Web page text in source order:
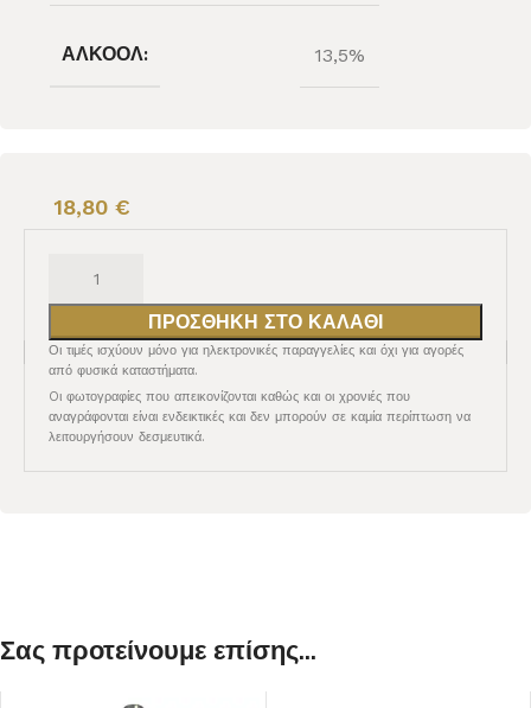
ΑΛΚΟΌΛ: 13,5%
18,80 €
ΠΡΟΣΘΉΚΗ ΣΤΟ ΚΑΛΆΘΙ
Οι τιμές ισχύουν μόνο για ηλεκτρονικές παραγγελίες και όχι για αγορές
από φυσικά καταστήματα.
Oι φωτογραφίες που απεικονίζονται καθώς και οι χρονιές που
αναγράφονται είναι ενδεικτικές και δεν μπορούν σε καμία περίπτωση να
λειτουργήσουν δεσμευτικά.
Σας προτείνουμε επίσης...